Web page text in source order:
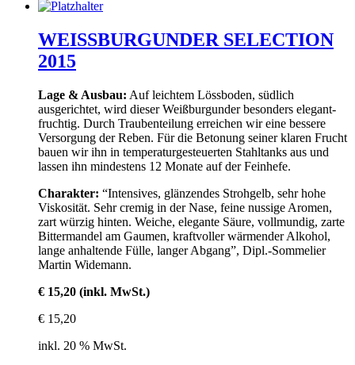
WEISSBURGUNDER SELECTION
2015
Lage & Ausbau: Auf leichtem Lössboden, südlich
ausgerichtet, wird dieser Weißburgunder besonders elegant-
fruchtig. Durch Traubenteilung erreichen wir eine bessere
Versorgung der Reben. Für die Betonung seiner klaren Frucht
bauen wir ihn in temperaturgesteuerten Stahltanks aus und
lassen ihn mindestens 12 Monate auf der Feinhefe.
Charakter: “Intensives, glänzendes Strohgelb, sehr hohe
Viskosität. Sehr cremig in der Nase, feine nussige Aromen,
zart würzig hinten. Weiche, elegante Säure, vollmundig, zarte
Bittermandel am Gaumen, kraftvoller wärmender Alkohol,
lange anhaltende Fülle, langer Abgang”, Dipl.-Sommelier
Martin Widemann.
€ 15,20 (inkl. MwSt.)
€ 15,20
inkl. 20 % MwSt.